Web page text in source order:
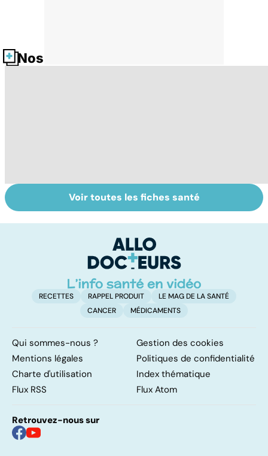
Nos fiches santé
pilonidal, un
Tout savoir sur
les virus
Voir toutes les fiches santé
RECETTES RAPPEL PRODUIT
LE MAG DE LA SANTÉ
CANCER
MÉDICAMENTS
Qui sommes-nous ?
Gestion des cookies
Mentions légales
Politiques de confidentialité
Charte d'utilisation
Index thématique
Flux RSS
Flux Atom
Retrouvez-nous sur